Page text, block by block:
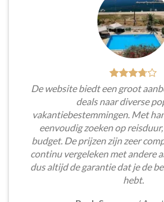
De website biedt een groot
deals naar diverse
vakantiebestemmingen. Met
eenvoudig zoeken op
budget. De prijzen zijn zeer
continu vergeleken met andere
dus altijd de garantie dat je de
hebt.